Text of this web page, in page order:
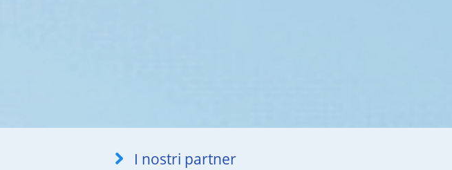
I nostri partner